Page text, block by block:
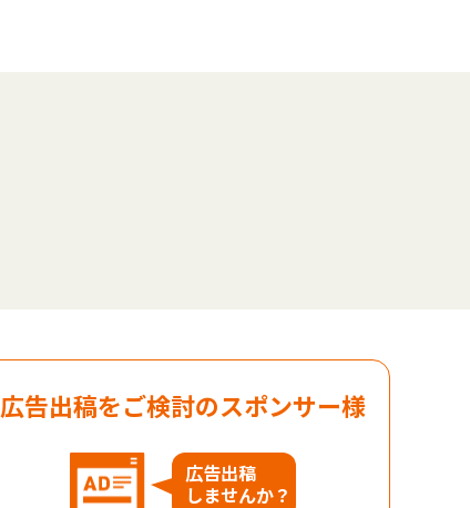
広告出稿をご検討のスポンサー様
広告出稿
しませんか？